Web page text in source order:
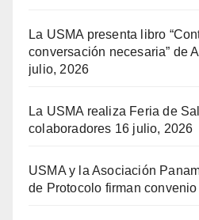
La USMA presenta libro
conversación necesaria” de
julio, 2026
La USMA realiza Feria de
colaboradores 16 julio, 2026
USMA y la Asociación
de Protocolo firman convenio